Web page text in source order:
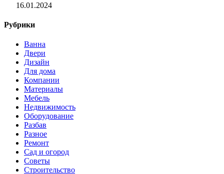
16.01.2024
Рубрики
Ванна
Двери
Дизайн
Для дома
Компании
Материалы
Мебель
Недвижимость
Оборудование
Разбав
Разное
Ремонт
Сад и огород
Советы
Строительство